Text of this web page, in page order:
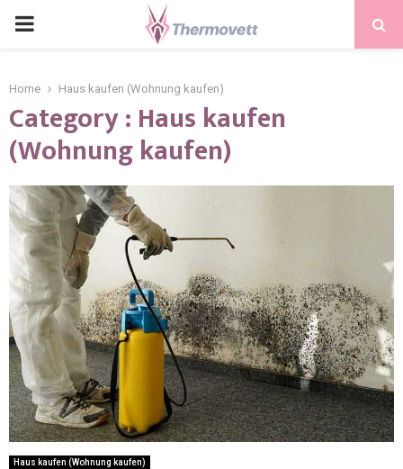
PRIMARY
Home Haus kaufen (Wohnung kaufen)
Category : Haus kaufen
(Wohnung kaufen)
Haus kaufen (Wohnung kaufen)